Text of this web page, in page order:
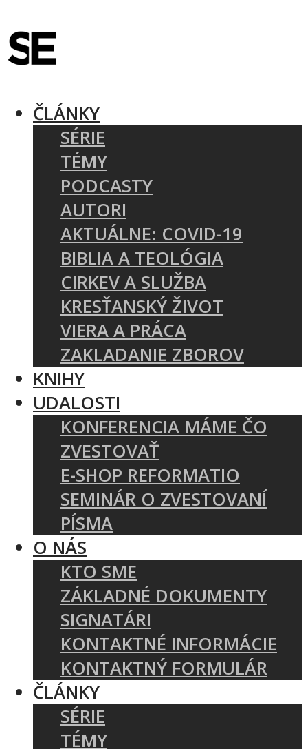
ČLÁNKY
SÉRIE
TÉMY
PODCASTY
AUTORI
AKTUÁLNE: COVID-19
BIBLIA A TEOLÓGIA
CIRKEV A SLUŽBA
KRESŤANSKÝ ŽIVOT
VIERA A PRÁCA
ZAKLADANIE ZBOROV
KNIHY
UDALOSTI
KONFERENCIA MÁME ČO
ZVESTOVAŤ
E-SHOP REFORMATIO
SEMINÁR O ZVESTOVANÍ
PÍSMA
O NÁS
KTO SME
ZÁKLADNÉ DOKUMENTY
SIGNATÁRI
KONTAKTNÉ INFORMÁCIE
KONTAKTNÝ FORMULÁR
ČLÁNKY
SÉRIE
TÉMY